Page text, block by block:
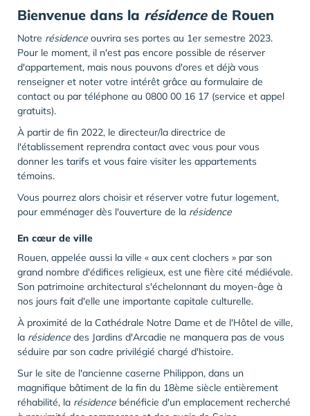
Bienvenue dans la résidence de Rouen
Notre résidence ouvrira ses portes au 1er semestre 2023.
Pour le moment, il n'est pas encore possible de réserver
d'appartement, mais nous pouvons d'ores et déjà vous
renseigner et noter votre intérêt grâce au formulaire de
contact ou par téléphone au 0800 00 16 17 (service et appel
gratuits).
À partir de fin 2022, le directeur/la directrice de
l'établissement reprendra contact avec vous pour vous
donner les tarifs et vous faire visiter les appartements
témoins.
Vous pourrez alors choisir et réserver votre futur logement,
pour emménager dès l'ouverture de la résidence
En cœur de ville
Rouen, appelée aussi la ville « aux cent clochers » par son
grand nombre d'édifices religieux, est une fière cité médiévale.
Son patrimoine architectural s'échelonnant du moyen-âge à
nos jours fait d'elle une importante capitale culturelle.
À proximité de la Cathédrale Notre Dame et de l'Hôtel de ville,
la résidence des Jardins d'Arcadie ne manquera pas de vous
séduire par son cadre privilégié chargé d'histoire.
Sur le site de l'ancienne caserne Philippon, dans un
magnifique bâtiment de la fin du 18ème siècle entièrement
réhabilité, la résidence bénéficie d'un emplacement recherché